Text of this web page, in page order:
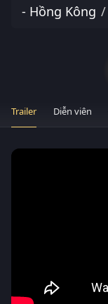
- Hồng Kông
Trailer Diễn viên